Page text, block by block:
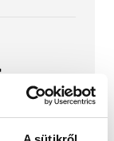
ránk